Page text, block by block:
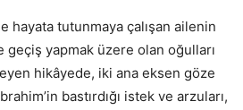
hayata tutunmaya çalışan ailenin
yapmak üzere olan oğulları
hikâyede, iki ana eksen göze
bastırdığı istek ve arzuları,